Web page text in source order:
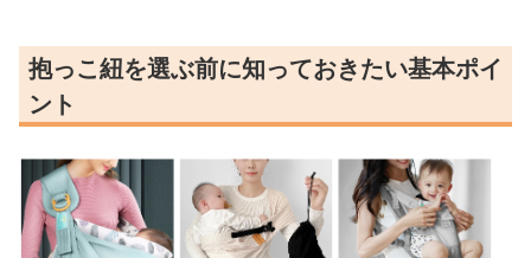
抱っこ紐を選ぶ前に知っておきたい基本ポイ
ント